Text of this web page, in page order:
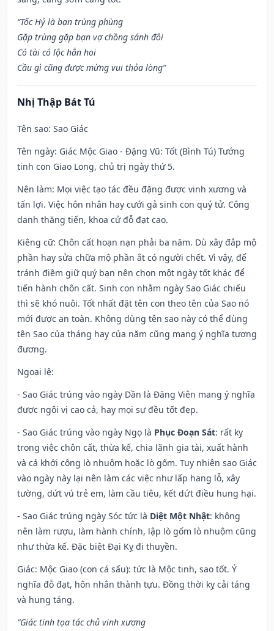
“Tốc Hỷ là bạn trùng phùng
Gặp trùng gặp bạn vợ chồng sánh đôi
Có tài có lộc hẳn hoi
Cầu gì cũng được mừng vui thỏa lòng”
Nhị Thập Bát Tú
Tên sao: Sao Giác
Tên ngày: Giác Mộc Giao - Đặng Vũ: Tốt (Bình Tú) Tướng
tinh con Giao Long, chủ trị ngày thứ 5.
Nên làm: Mọi việc tạo tác đều đặng được vinh xương và
tấn lợi. Việc hôn nhân hay cưới gả sinh con quý tử. Công
danh thăng tiến, khoa cử đỗ đạt cao.
Kiêng cữ: Chôn cất hoạn nạn phải ba năm. Dù xây đắp mộ
phần hay sửa chữa mộ phần ắt có người chết. Vì vậy, để
tránh điềm giữ quý bạn nên chọn một ngày tốt khác để
tiến hành chôn cất. Sinh con nhằm ngày Sao Giác chiếu
thì sẽ khó nuôi. Tốt nhất đặt tên con theo tên của Sao nó
mới được an toàn. Không dùng tên sao này có thể dùng
tên Sao của tháng hay của năm cũng mang ý nghĩa tương
đương.
Ngoại lệ:
- Sao Giác trúng vào ngày Dần là Đăng Viên mang ý nghĩa
được ngôi vị cao cả, hay mọi sự đều tốt đẹp.
- Sao Giác trúng vào ngày Ngọ là Phục Đoạn Sát: rất kỵ
trong việc chôn cất, thừa kế, chia lãnh gia tài, xuất hành
và cả khởi công lò nhuộm hoặc lò gốm. Tuy nhiên sao Giác
vào ngày này lại nên làm các việc như lấp hang lỗ, xây
tường, dứt vú trẻ em, làm cầu tiêu, kết dứt điều hung hại.
- Sao Giác trúng ngày Sóc tức là Diệt Một Nhật: không
nên làm rượu, làm hành chính, lập lò gốm lò nhuộm cũng
như thừa kế. Đặc biệt Đại Kỵ đi thuyền.
Giác: Mộc Giao (con cá sấu): tức là Mộc tinh, sao tốt. Ý
nghĩa đỗ đạt, hôn nhân thành tựu. Đồng thời kỵ cải táng
và hung táng.
“Giác tinh tọa tác chủ vinh xương